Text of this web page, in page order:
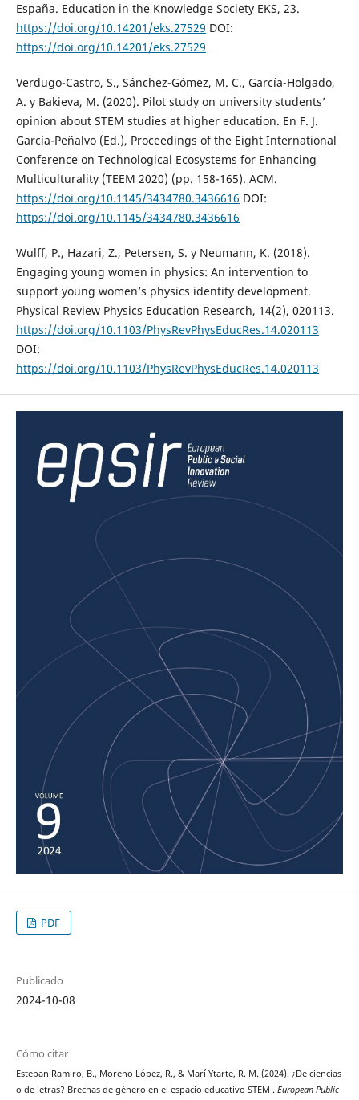
España. Education in the Knowledge Society EKS, 23.
https://doi.org/10.14201/eks.27529 DOI:
https://doi.org/10.14201/eks.27529
Verdugo-Castro, S., Sánchez-Gómez, M. C., García-Holgado,
A. y Bakieva, M. (2020). Pilot study on university students’
opinion about STEM studies at higher education. En F. J.
García-Peñalvo (Ed.), Proceedings of the Eight International
Conference on Technological Ecosystems for Enhancing
Multiculturality (TEEM 2020) (pp. 158-165). ACM.
https://doi.org/10.1145/3434780.3436616 DOI:
https://doi.org/10.1145/3434780.3436616
Wulff, P., Hazari, Z., Petersen, S. y Neumann, K. (2018).
Engaging young women in physics: An intervention to
support young women’s physics identity development.
Physical Review Physics Education Research, 14(2), 020113.
https://doi.org/10.1103/PhysRevPhysEducRes.14.020113
DOI:
https://doi.org/10.1103/PhysRevPhysEducRes.14.020113
PDF
Publicado
2024-10-08
Cómo citar
Esteban Ramiro, B., Moreno López, R., & Marí Ytarte, R. M. (2024). ¿De ciencias
o de letras? Brechas de género en el espacio educativo STEM . European Public